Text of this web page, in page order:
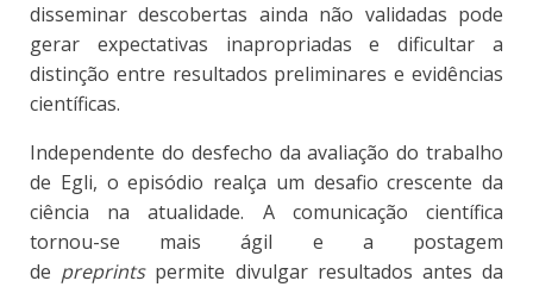
disseminar descobertas ainda não validadas pode
gerar expectativas inapropriadas e dificultar a
distinção entre resultados preliminares e evidências
científicas.
Independente do desfecho da avaliação do trabalho
de Egli, o episódio realça um desafio crescente da
ciência na atualidade. A comunicação científica
tornou-se mais ágil e a postagem
de preprintspermite divulgar resultados antes da